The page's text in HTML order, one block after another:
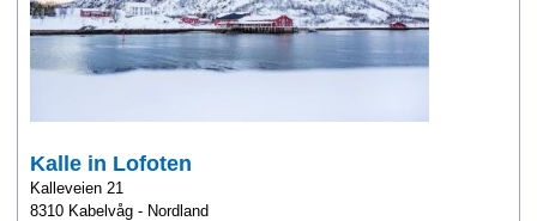
Kalle in Lofoten
Kalleveien 21
8310 Kabelvåg - Nordland